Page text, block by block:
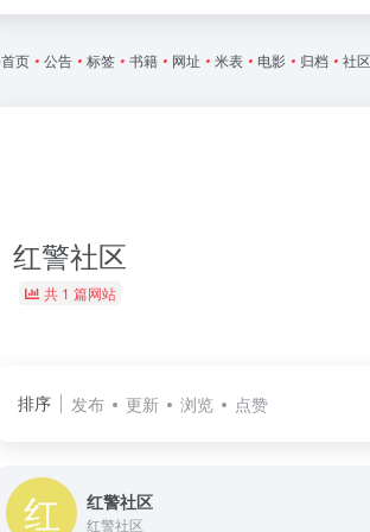
首页 • 公告 • 标签 • 书籍 • 网址 • 米表 • 电影 • 归档 • 社区
红警社区
共 1 篇网站
排序 发布 更新 浏览 点赞
红警社区
红警社区